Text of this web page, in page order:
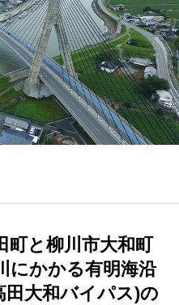
町と柳川市大和町
にかかる有明海沿
田大和バイパス)の